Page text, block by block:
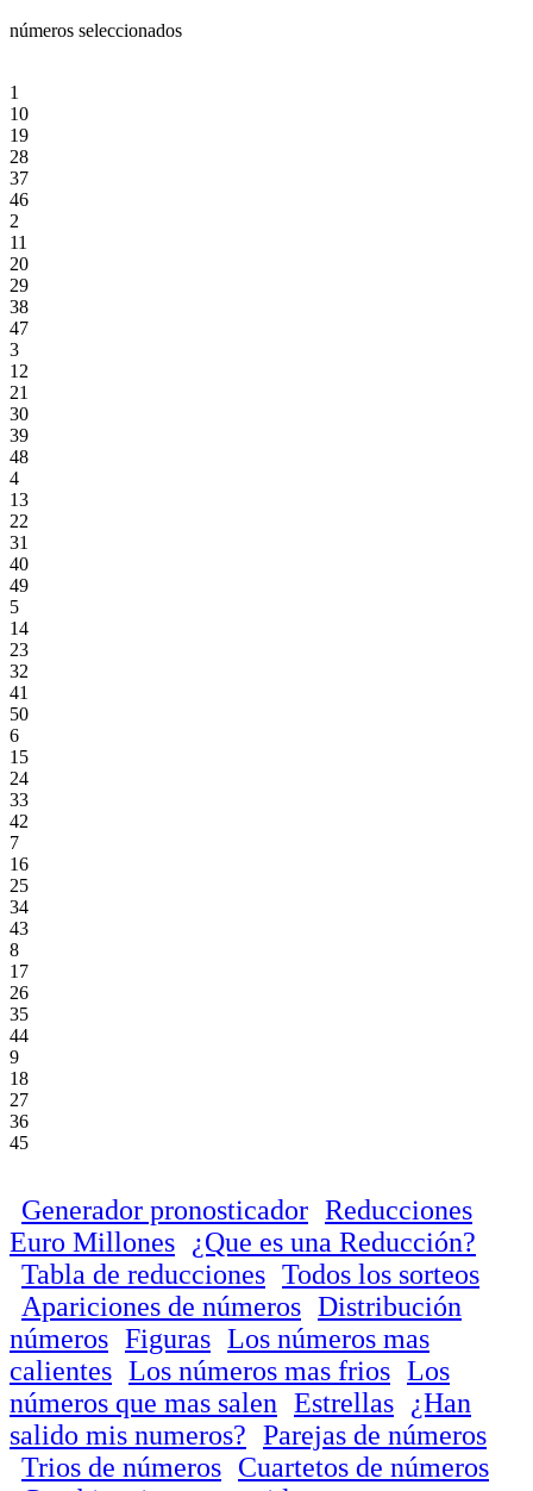
números seleccionados
1
10
19
28
37
46
2
11
20
29
38
47
3
12
21
30
39
48
4
13
22
31
40
49
5
14
23
32
41
50
6
15
24
33
42
7
16
25
34
43
8
17
26
35
44
9
18
27
36
45
Generador pronosticador Reducciones
Euro Millones
¿Que es una Reducción?
Tabla de reducciones Todos los sorteos
Apariciones de números Distribución
números Figuras Los números mas
calientes Los números mas frios Los
números que mas salen Estrellas
¿Han
salido mis numeros? Parejas de números
Trios de números Cuartetos de números